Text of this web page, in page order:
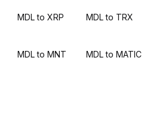
MDL to XRP MDL to TRX
MDL to MNT MDL to MATIC